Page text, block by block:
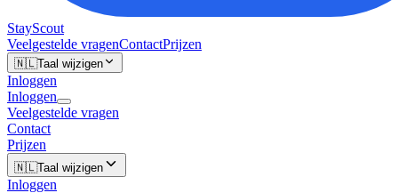
StayScout
Veelgestelde vragenContactPrijzen
🇳🇱Taal wijzigen
Inloggen
Inloggen
Veelgestelde vragen
Contact
Prijzen
🇳🇱Taal wijzigen
Inloggen